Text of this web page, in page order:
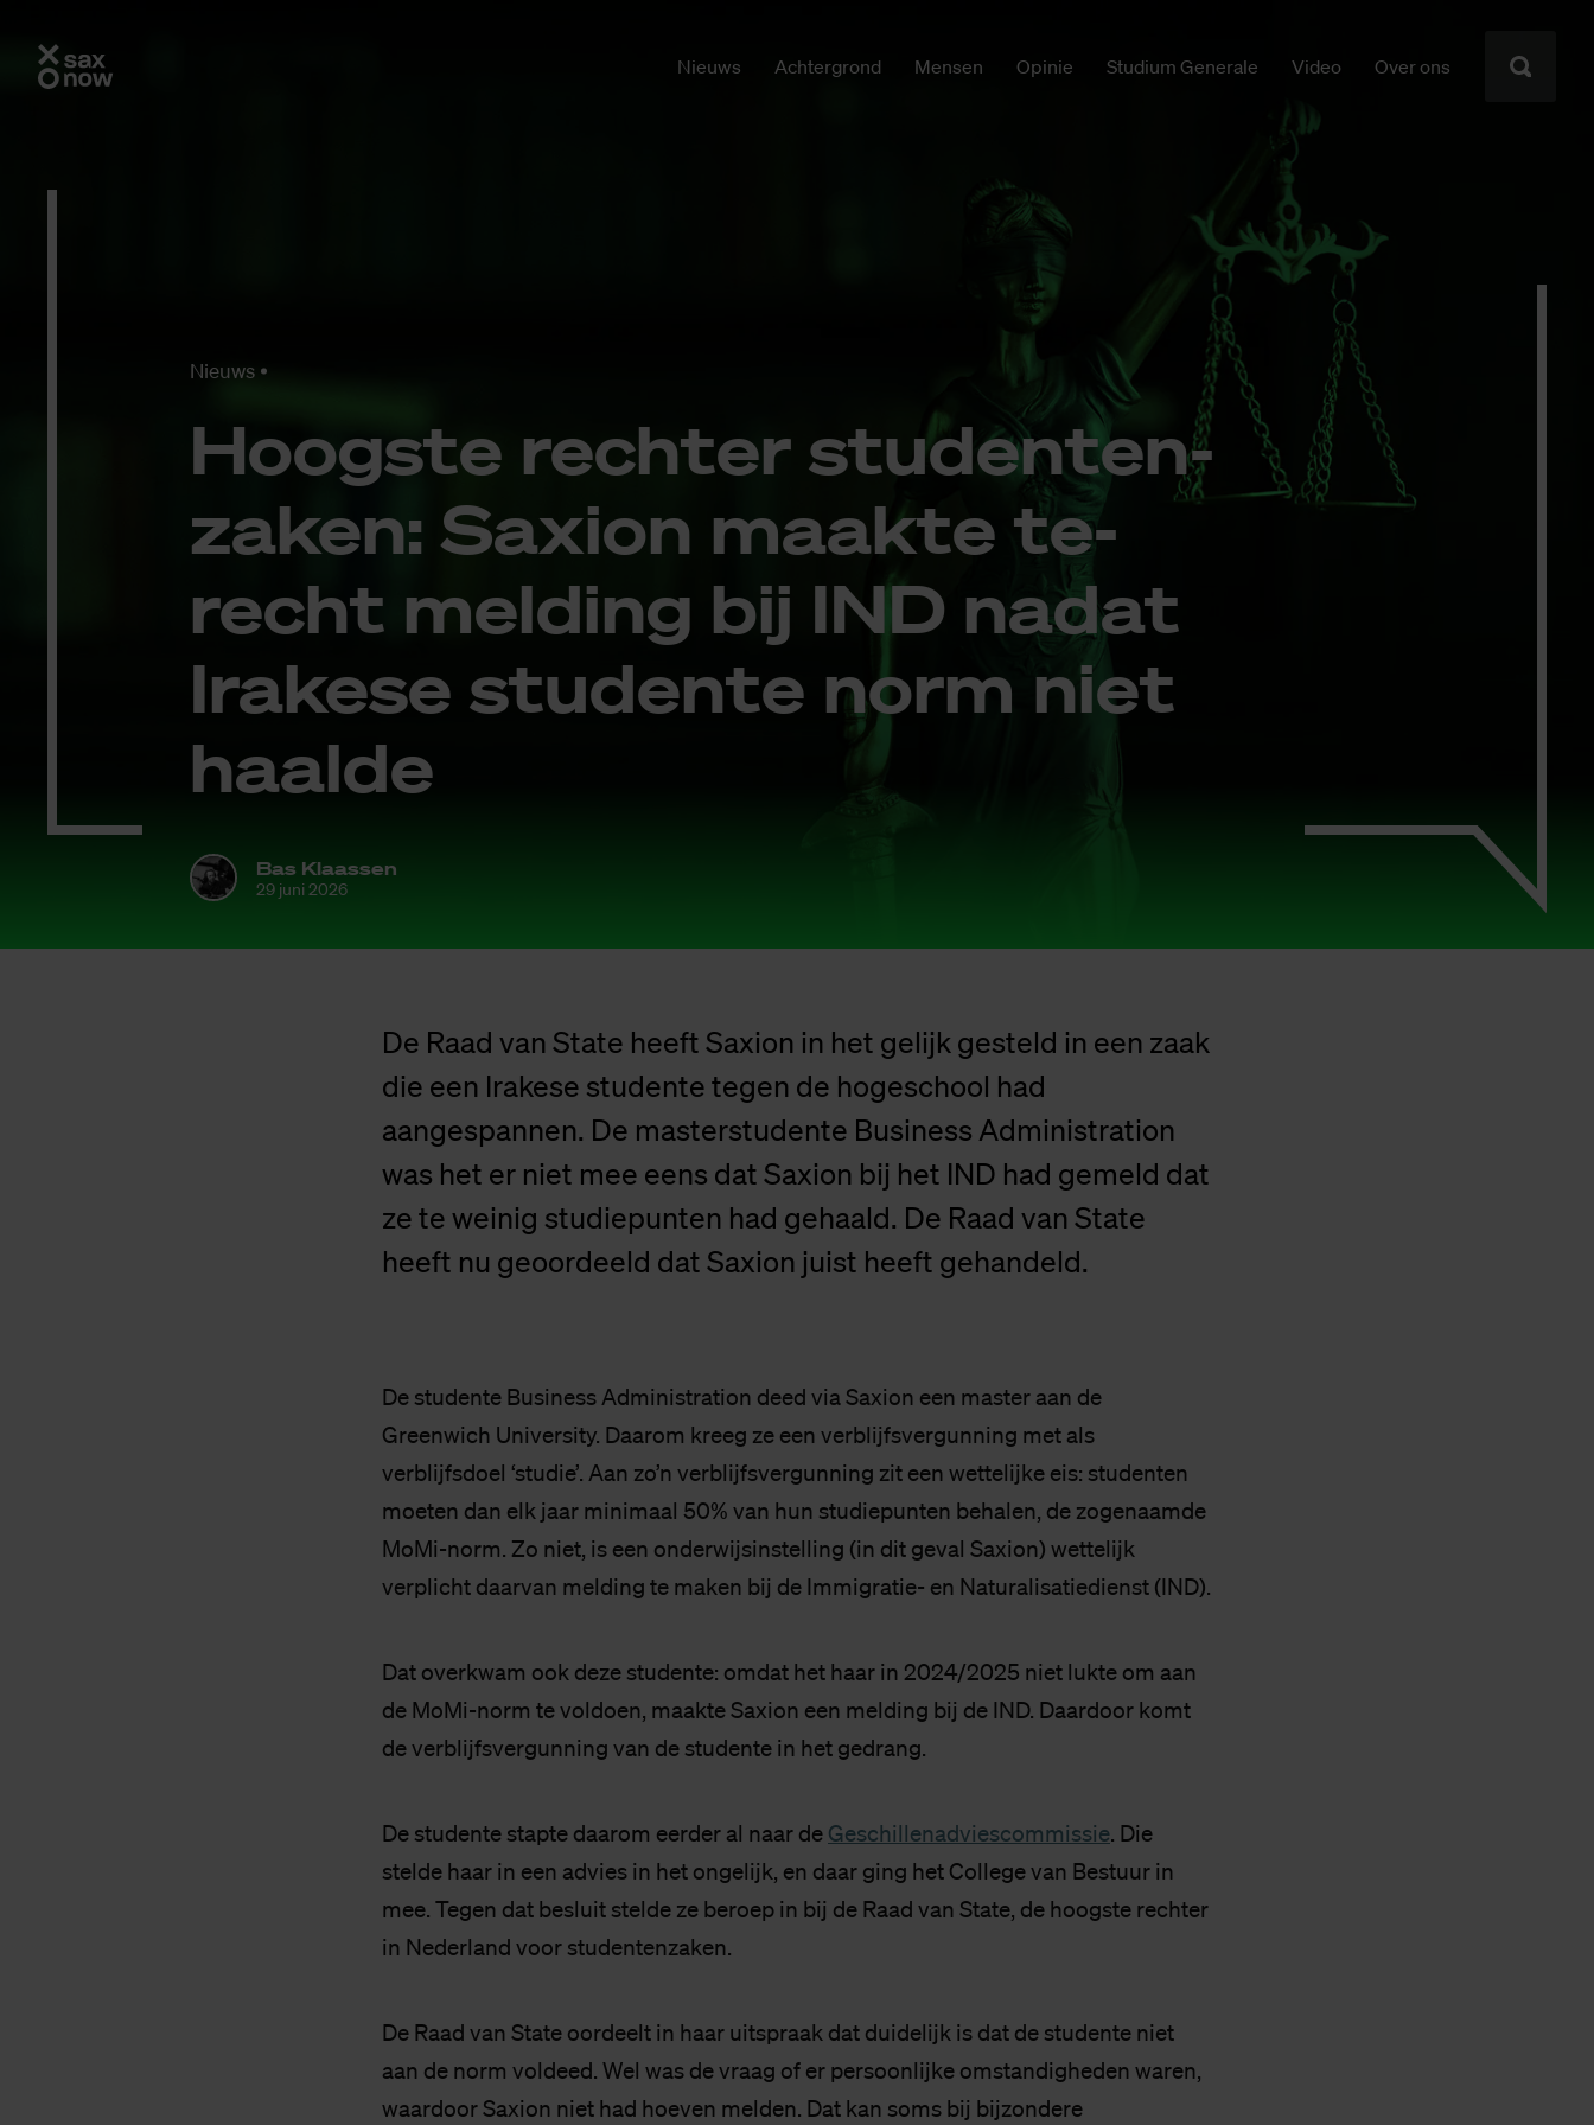
Nieuws Achtergrond Mensen Opinie Studium Generale Video Over ons
Nieuws
Hoog­ste rech­ter stu­den­ten­
za­ken: Saxi­on maak­te te­
recht mel­ding bij IND na­dat
Ira­ke­se stu­den­te norm niet
haal­de
Bas Klaassen
29 juni 2026
De Raad van State heeft Saxion in het gelijk gesteld in een zaak
die een Irakese studente tegen de hogeschool had
aangespannen. De masterstudente Business Administration
was het er niet mee eens dat Saxion bij het IND had gemeld dat
ze te weinig studiepunten had gehaald. De Raad van State
heeft nu geoordeeld dat Saxion juist heeft gehandeld.
De studente Business Administration deed via Saxion een master aan de
Greenwich University. Daarom kreeg ze een verblijfsvergunning met als
verblijfsdoel ‘studie’. Aan zo’n verblijfsvergunning zit een wettelijke eis: studenten
moeten dan elk jaar minimaal 50% van hun studiepunten behalen, de zogenaamde
MoMi-norm. Zo niet, is een onderwijsinstelling (in dit geval Saxion) wettelijk
verplicht daarvan melding te maken bij de Immigratie- en Naturalisatiedienst (IND).
Dat overkwam ook deze studente: omdat het haar in 2024/2025 niet lukte om aan
de MoMi-norm te voldoen, maakte Saxion een melding bij de IND. Daardoor komt
de verblijfsvergunning van de studente in het gedrang.
De studente stapte daarom eerder al naar de Geschillenadviescommissie. Die
stelde haar in een advies in het ongelijk, en daar ging het College van Bestuur in
mee. Tegen dat besluit stelde ze beroep in bij de Raad van State, de hoogste rechter
in Nederland voor studentenzaken.
De Raad van State oordeelt in haar uitspraak dat duidelijk is dat de studente niet
aan de norm voldeed. Wel was de vraag of er persoonlijke omstandigheden waren,
waardoor Saxion niet had hoeven melden. Dat kan soms bij bijzondere